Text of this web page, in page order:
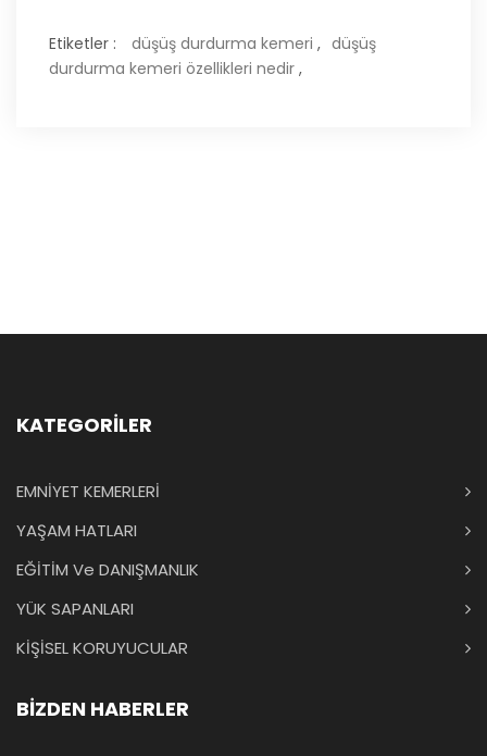
Etiketler : düşüş durdurma kemeri , düşüş
durdurma kemeri özellikleri nedir ,
KATEGORİLER
EMNİYET KEMERLERİ
YAŞAM HATLARI
EĞİTİM Ve DANIŞMANLIK
YÜK SAPANLARI
KİŞİSEL KORUYUCULAR
BİZDEN HABERLER